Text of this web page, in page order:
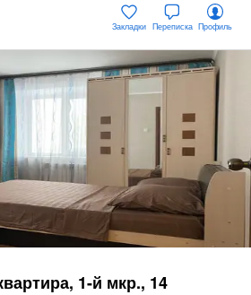
Закладки Переписка Профиль
1-й мкр., 14